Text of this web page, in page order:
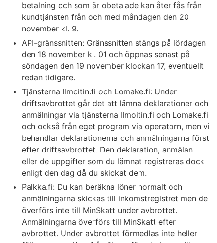
betalning och som är obetalade kan åter fås från
kundtjänsten från och med måndagen den 20
november kl. 9.
API-gränssnitten: Gränssnitten stängs på lördagen
den 18 november kl. 01 och öppnas senast på
söndagen den 19 november klockan 17, eventuellt
redan tidigare.
Tjänsterna Ilmoitin.fi och Lomake.fi: Under
driftsavbrottet går det att lämna deklarationer och
anmälningar via tjänsterna Ilmoitin.fi och Lomake.fi
och också från eget program via operatorn, men vi
behandlar deklarationerna och anmälningarna först
efter driftsavbrottet. Den deklaration, anmälan
eller de uppgifter som du lämnat registreras dock
enligt den dag då du skickat dem.
Palkka.fi: Du kan beräkna löner normalt och
anmälningarna skickas till inkomstregistret men de
överförs inte till MinSkatt under avbrottet.
Anmälningarna överförs till MinSkatt efter
avbrottet. Under avbrottet förmedlas inte heller